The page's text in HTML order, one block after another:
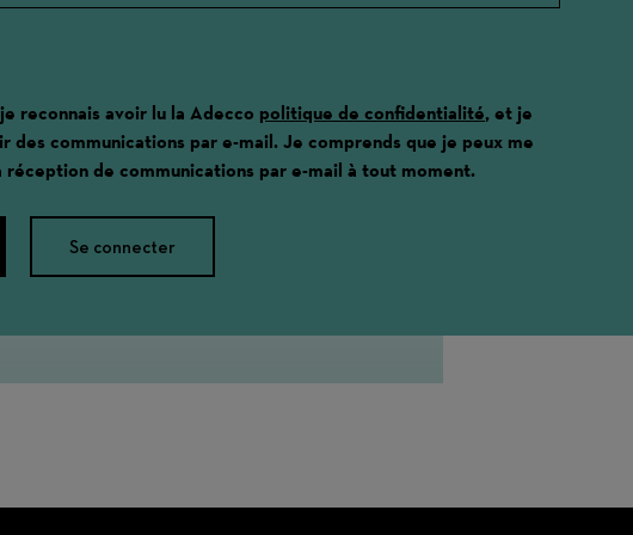
reconnais avoir lu la Adecco politique de confidentialité, et je
des communications par e-mail. Je comprends que je peux me
réception de communications par e-mail à tout moment.
Se connecter